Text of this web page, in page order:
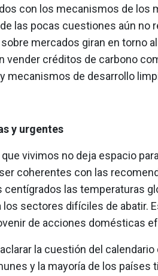
con los mecanismos de los
las pocas cuestiones aún no
mercados giran en torno
vender créditos de carbono
mecanismos de desarrollo
y urgentes
vivimos no deja espacio
coherentes con las
centígrados las temperaturas
los sectores difíciles de abatir.
de acciones domésticas
la cuestión del
y la mayoría de los países